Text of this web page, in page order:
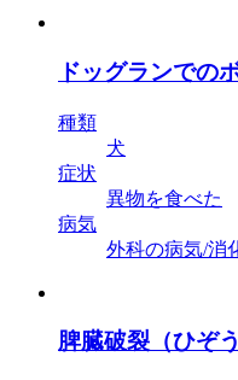
ドッグランでの
種類
犬
症状
異物を食べた
病気
外科の病気/消
脾臓破裂（ひぞ